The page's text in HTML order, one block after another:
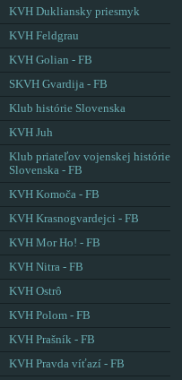
KVH Dukliansky priesmyk
KVH Feldgrau
KVH Golian - FB
SKVH Gvardija - FB
Klub histórie Slovenska
KVH Juh
Klub priateľov vojenskej histórie
Slovenska - FB
KVH Komoča - FB
KVH Krasnogvardejci - FB
KVH Mor Ho! - FB
KVH Nitra - FB
KVH Ostrô
KVH Polom - FB
KVH Prašník - FB
KVH Pravda víťazí - FB